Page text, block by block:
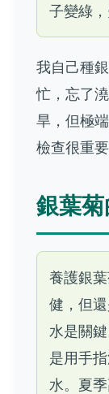
子變綠，
我自己種
忙，忘了
旱，但極
檢查很重要
銀葉
養護銀
健，但
水是關
是用手
水。夏